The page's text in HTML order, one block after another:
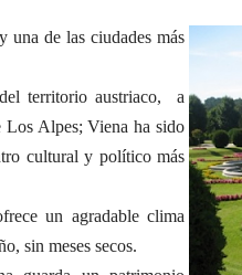
una de las ciudades más
territorio austriaco, a
Alpes; Viena ha sido
cultural y político más
un agradable clima
sin meses secos.